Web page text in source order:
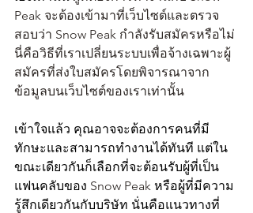
Peak จะต้องเข้ามาที่เว็บไซต์และตรวจ
สอบว่า Snow Peak กำลังรับสมัครหรือไม่
นี่คือวิธีที่เราเปลี่ยนระบบเพื่อจ้างเฉพาะผู้
สมัครที่ส่งใบสมัครโดยพิจารณาจาก
ข้อมูลบนเว็บไซต์ของเราเท่านั้น
เข้าใจแล้ว คุณอาจจะต้องการคนที่มี
ทักษะและสามารถทำงานได้ทันที แต่ใน
ขณะเดียวกันก็เลือกที่จะต้อนรับผู้ที่เป็น
แฟนคลับของ Snow Peak หรือผู้ที่มีความ
รู้สึกเดียวกันกับบริษัท นั่นคือแนวทางที่